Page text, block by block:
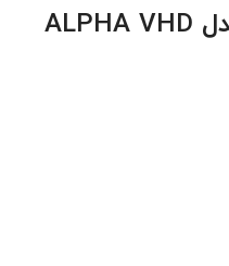
پری آمپ اس اس ال مدل ALPHA VHD